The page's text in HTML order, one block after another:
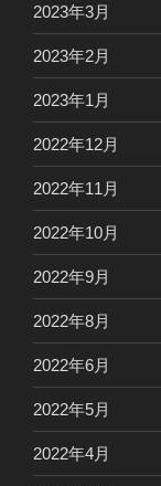
2023年3月
2023年2月
2023年1月
2022年12月
2022年11月
2022年10月
2022年9月
2022年8月
2022年6月
2022年5月
2022年4月